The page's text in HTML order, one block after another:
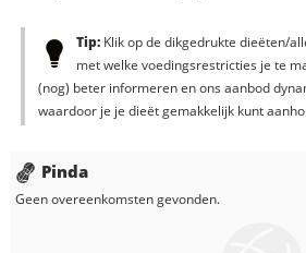
Tip:Klik op de dikgedrukte dieëten/
met welke voedingsrestricties je te
(nog) beter informeren en ons aanbod
waardoor je je dieët gemakkelijk kunt
Pinda
Geen overeenkomsten gevonden.